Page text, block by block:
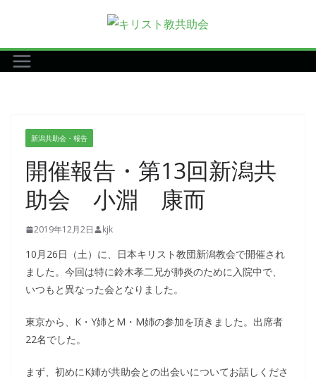
テ
ン
新潟共助会・報告
開催報告・第13回新潟共
助会 小淵 康而
2019年12月2日 kjk
10月26日（土）に、日本キリスト教団新潟教会で開催され
ました。今回は特に鈴木孝二兄が肺炎のために入院中で、
いつもと異なった会となりました。
東京から、K・Y姉とM・M姉の参加を頂きました。出席者
22名でした。
まず、初めにK姉が共助会との出会いについてお話しくださ